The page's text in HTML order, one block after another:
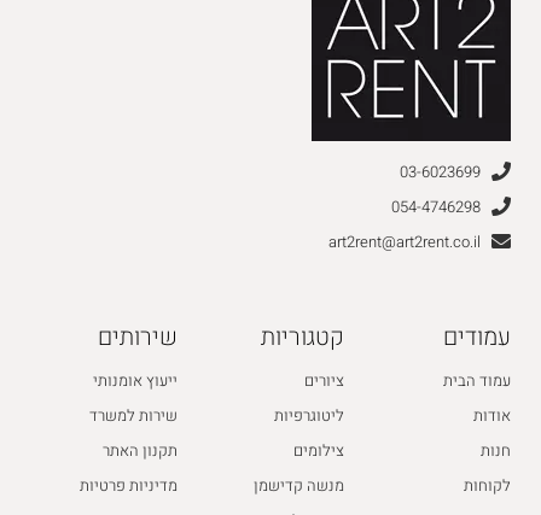
03-6023699
054-4746298
art2rent@art2rent.co.il
עמודים
עמוד הבית
אודות
חנות
לקוחות
קטגוריות
ציורים
ליטוגרפיות
צילומים
מנשה קדישמן
שירותים
ייעוץ אומנותי
שירות למשרד
תקנון האתר
מדיניות פרטיות